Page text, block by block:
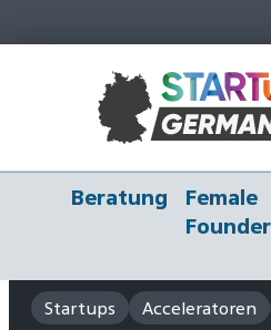
Beratung
Female
Startups Acceleratoren